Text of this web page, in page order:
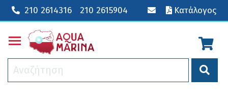
210 2614316 210 2615904 Κατάλογος
Toggle main menu visibility